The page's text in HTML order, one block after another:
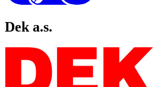
Dek a.s.